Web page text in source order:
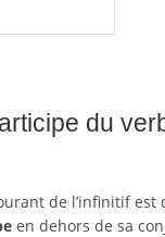
du
de l’infinitif est
en dehors de sa